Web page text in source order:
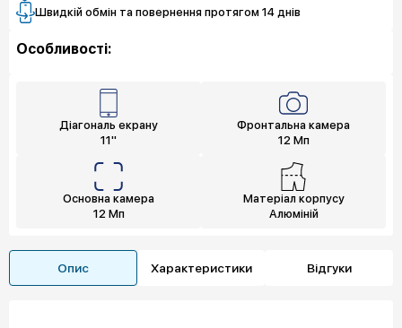
Швидкій обмін та повернення протягом 14 днів
Особливості:
Діагональ екрану
11"
Фронтальна камера
12 Мп
Основна камера
12 Мп
Матеріал корпусу
Алюміній
Опис Характеристики Відгуки